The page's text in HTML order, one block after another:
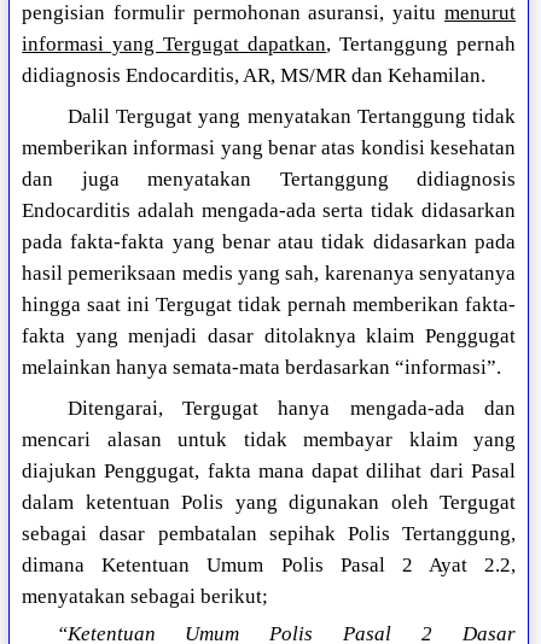
pengisian formulir permohonan asuransi, yaitu menurut
informasi yang Tergugat dapatkan, Tertanggung pernah
didiagnosis Endocarditis, AR, MS/MR dan Kehamilan.
Dalil Tergugat yang menyatakan Tertanggung tidak
memberikan informasi yang benar atas kondisi kesehatan
dan juga menyatakan Tertanggung didiagnosis
Endocarditis adalah mengada-ada serta tidak didasarkan
pada fakta-fakta yang benar atau tidak didasarkan pada
hasil pemeriksaan medis yang sah, karenanya senyatanya
hingga saat ini Tergugat tidak pernah memberikan fakta-
fakta yang menjadi dasar ditolaknya klaim Penggugat
melainkan hanya semata-mata berdasarkan “informasi”.
Ditengarai, Tergugat hanya mengada-ada dan
mencari alasan untuk tidak membayar klaim yang
diajukan Penggugat, fakta mana dapat dilihat dari Pasal
dalam ketentuan Polis yang digunakan oleh Tergugat
sebagai dasar pembatalan sepihak Polis Tertanggung,
dimana Ketentuan Umum Polis Pasal 2 Ayat 2.2,
menyatakan sebagai berikut;
“Ketentuan Umum Polis Pasal 2 Dasar